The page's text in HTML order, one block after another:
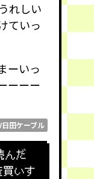
れしい
ていっ
ーいっ
ーーー
日田ケーブル
んだ
買いす